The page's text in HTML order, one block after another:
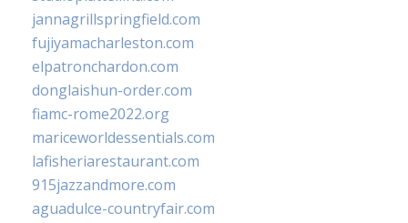
jannagrillspringfield.com
fujiyamacharleston.com
elpatronchardon.com
donglaishun-order.com
fiamc-rome2022.org
mariceworldessentials.com
lafisheriarestaurant.com
915jazzandmore.com
aguadulce-countryfair.com